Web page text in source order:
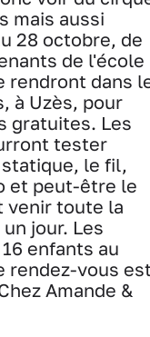
mais aussi
28 octobre, de
de l'école
rendront dans
à Uzès, pour
gratuites. Les
tester
le fil,
et peut-être le
venir toute la
jour. Les
enfants au
rendez-vous
Amande &